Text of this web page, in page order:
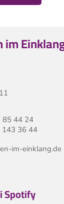
85 44 24
143 36 44
im-einklang.de
Spotify